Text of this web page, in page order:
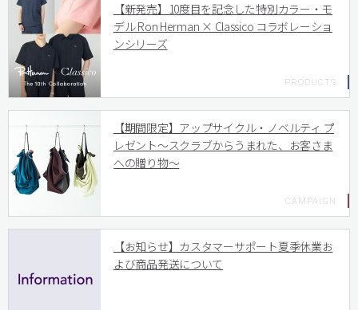
【新発売】10度目を記念した特別カラー・モ
デル Ron Herman × Classico コラボレーショ
ンシリーズ
【期間限定】アップサイクル・ノベルティ プ
レゼント〜スクラブからうまれた、お客さま
への贈り物〜
【お知らせ】カスタマーサポート夏季休業お
よび商品発送について